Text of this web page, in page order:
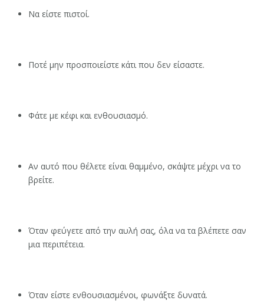
Να είστε πιστοί.
Ποτέ μην προσποιείστε κάτι που δεν είσαστε.
Φάτε με κέφι και ενθουσιασμό.
Αν αυτό που θέλετε είναι θαμμένο, σκάψτε μέχρι να το
βρείτε.
Όταν φεύγετε από την αυλή σας, όλα να τα βλέπετε σαν
μια περιπέτεια.
Όταν είστε ενθουσιασμένοι, φωνάξτε δυνατά.